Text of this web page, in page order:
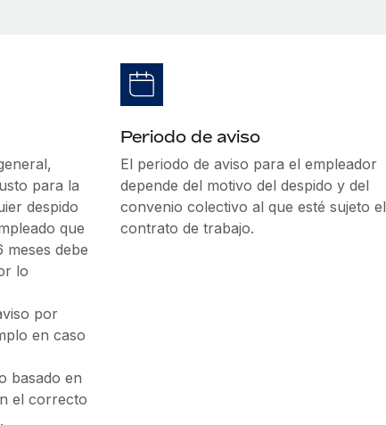
para la
despido
que
meses debe
lo
por
en caso
basado en
el correcto
Periodo de aviso
El periodo de aviso para el empleador
depende del motivo del despido y del
convenio colectivo al que esté sujeto el
contrato de trabajo.